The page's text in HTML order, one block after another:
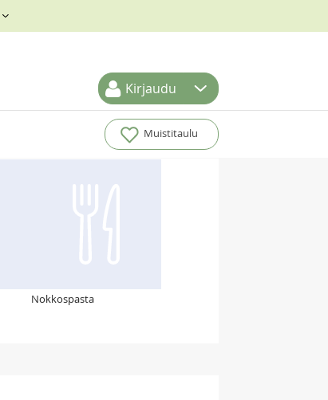
Kirjaudu
Muistitaulu
Nokkospasta